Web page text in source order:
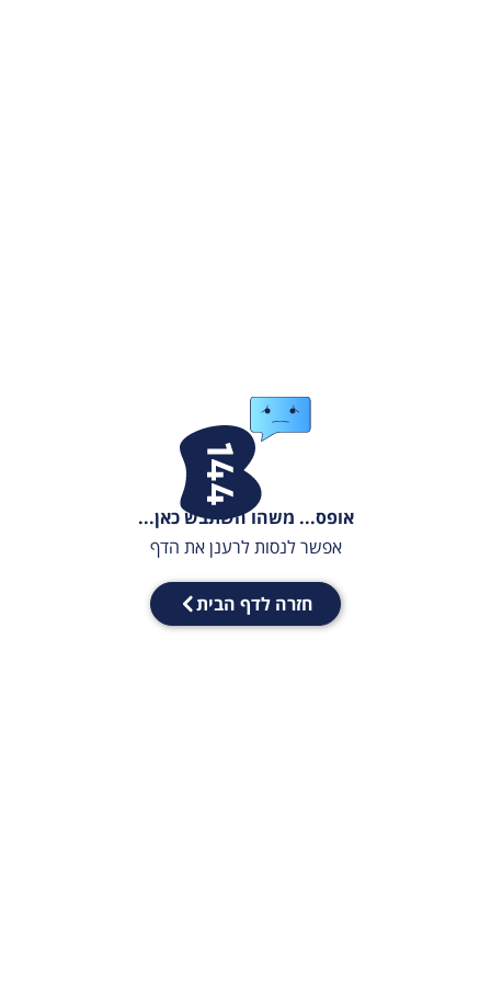
אופס... משהו השתבש כאן...
אפשר לנסות לרענן את הדף
חזרה לדף הבית